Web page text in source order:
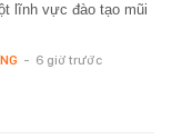
lĩnh vực đào tạo mũi
- 6 giờ trước